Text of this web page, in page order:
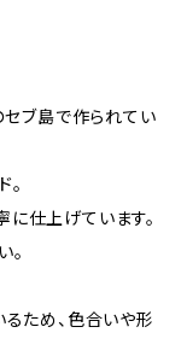
セブ島で作られてい
。
に仕上げています。
。
ため、色合いや形